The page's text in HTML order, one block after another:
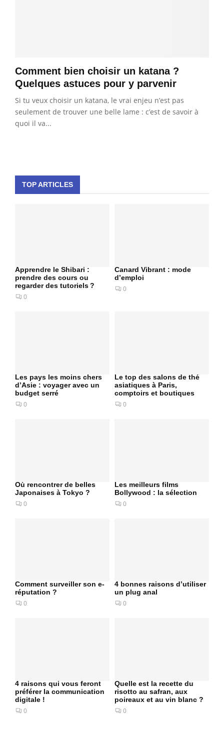
Comment bien choisir un katana ?
Quelques astuces pour y parvenir
Si tu veux choisir un katana, le vrai enjeu n’est pas
seulement de trouver une belle lame : c’est de savoir à
quoi il va...
TOP ARTICLES
Apprendre le Shibari :
prendre des cours ou
regarder des tutoriels ?
0
Canard Vibrant : mode
d’emploi
0
Les pays les moins chers
d’Asie : voyager avec un
budget serré
0
Le top des salons de thé
asiatiques à Paris,
comptoirs et boutiques
0
Où rencontrer de belles
Japonaises à Tokyo ?
0
Les meilleurs films
Bollywood : la sélection
0
Comment surveiller son e-
réputation ?
0
4 bonnes raisons d’utiliser
un plug anal
0
4 raisons qui vous feront
préférer la communication
digitale !
0
Quelle est la recette du
risotto au safran, aux
poireaux et au vin blanc ?
0